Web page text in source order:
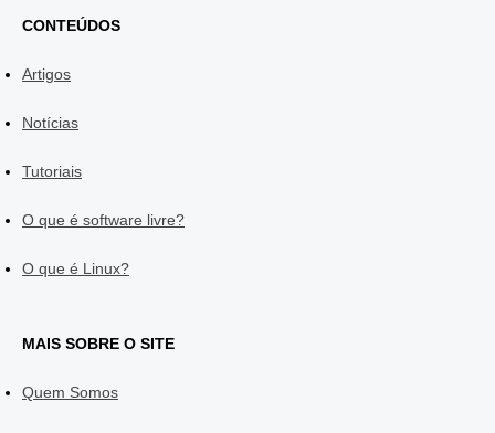
CONTEÚDOS
Artigos
Notícias
Tutoriais
O que é software livre?
O que é Linux?
MAIS SOBRE O SITE
Quem Somos